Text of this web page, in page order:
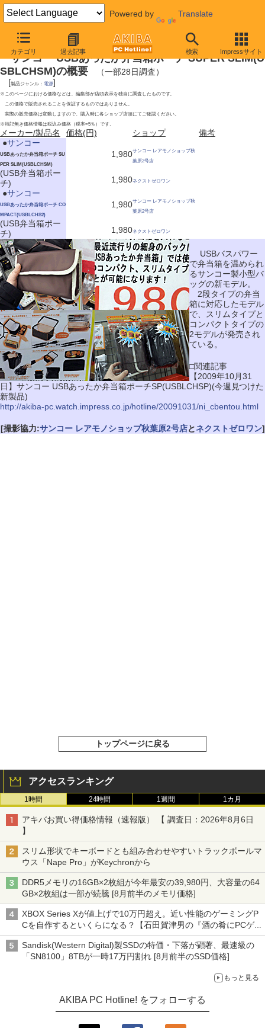
Powered by Translate
カテゴリ 過去記事 検索 Impressサイト
2010年2月27日号
サンコー USBあったか弁当箱ポーチ SUPER SLIM(U
SBLCHSM)の概要（一部28日調査）
[製品ジャンル： 電源]
※このページにおける価格などは、編集部が店頭表示を独自に調査したものです。
この価格で販売されることを保証するものではありません。
実際の販売価格は変動しますので、購入時に各ショップ店頭にてご確認ください。
※特記無き価格情報は税込み価格（税率=5％）です。
メーカー/製品名 価格(円) ショップ
備考
●サンコー
USBあったか弁当箱ポーチ SU
PER SLIM(USBLCHSM)
(USB弁当箱ポー
チ)
1,980サンコー レアモノショップ秋
葉原2号店
1,980ネクストゼロワン
●サンコー
USBあったか弁当箱ポーチ CO
MPACT(USBLCHS2)
(USB弁当箱ポー
チ)
1,980サンコー レアモノショップ秋
葉原2号店
1,980ネクストゼロワン
USBバスパワー
で弁当箱を温められ
るサンコー製小型バ
ッグの新モデル。
2段タイプの弁当
箱に対応したモデル
で、スリムタイプと
コンパクトタイプの
2モデルが発売され
ている。
□関連記事
【2009年10月31
日】サンコー USBあったか弁当箱ポーチSP(USBLCHSP)(今週見つけた
新製品)
http://akiba-pc.watch.impress.co.jp/hotline/20091031/ni_cbentou.html
[撮影協力:サンコー レアモノショップ秋葉原2号店とネクストゼロワン]
トップページに戻る
アクセスランキング
1時間 24時間 1週間 1カ月
アキバお買い得価格情報（速報版） 【 調査日：2026年8月6日
】
スリム形状でキーボードとも組み合わせやすいトラックボールマ
ウス「Nape Pro」がKeychronから
DDR5メモリの16GB×2枚組が今年最安の39,980円、大容量の64
GB×2枚組は一部が続騰 [8月前半のメモリ価格]
XBOX Series Xが値上げで10万円超え。近い性能のゲーミングP
Cを自作するといくらになる？【石田賀津男の『酒の肴にPCゲ
ーム』】
Sandisk(Western Digital)製SSDの特価・下落が顕著、最速級の
「SN8100」8TBが一時17万円割れ [8月前半のSSD価格]
もっと見る
AKIBA PC Hotline! をフォローする